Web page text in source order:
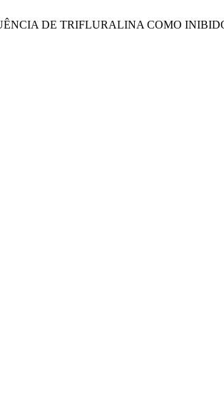
DE TRIFLURALINA COMO